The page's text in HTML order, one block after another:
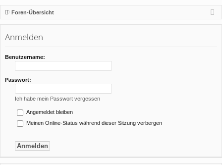
en
lie
de
m
el
ist
rie
Foren-Übersicht
Anmelden
Benutzername:
Passwort:
Ich habe mein Passwort vergessen
Angemeldet bleiben
Meinen Online-Status während dieser Sitzung verbergen